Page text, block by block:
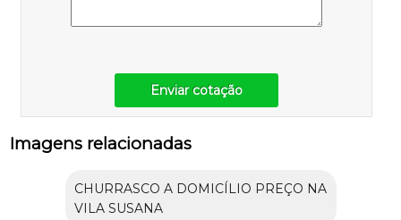
Enviar cotação
Imagens relacionadas
CHURRASCO A DOMICÍLIO PREÇO NA
VILA SUSANA